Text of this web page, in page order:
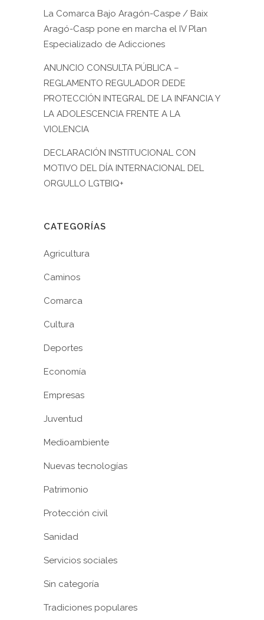
La Comarca Bajo Aragón-Caspe / Baix
Aragó-Casp pone en marcha el IV Plan
Especializado de Adicciones
ANUNCIO CONSULTA PÚBLICA –
REGLAMENTO REGULADOR DEDE
PROTECCIÓN INTEGRAL DE LA INFANCIA Y
LA ADOLESCENCIA FRENTE A LA
VIOLENCIA
DECLARACIÓN INSTITUCIONAL CON
MOTIVO DEL DÍA INTERNACIONAL DEL
ORGULLO LGTBIQ+
CATEGORÍAS
Agricultura
Caminos
Comarca
Cultura
Deportes
Economía
Empresas
Juventud
Medioambiente
Nuevas tecnologías
Patrimonio
Protección civil
Sanidad
Servicios sociales
Sin categoría
Tradiciones populares